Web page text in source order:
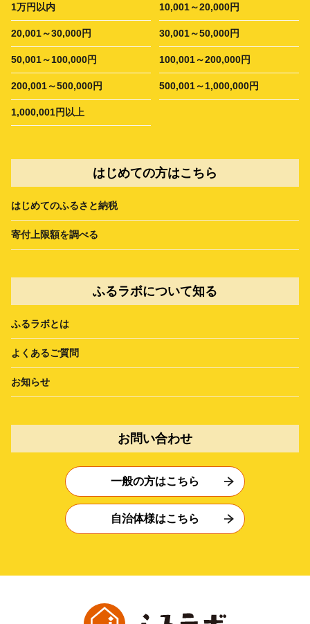
1万円以内 10,001～20,000円
20,001～30,000円 30,001～50,000円
50,001～100,000円 100,001～200,000円
200,001～500,000円 500,001～1,000,000円
1,000,001円以上
はじめての方はこちら
はじめてのふるさと納税
寄付上限額を調べる
ふるラボについて知る
ふるラボとは
よくあるご質問
お知らせ
お問い合わせ
一般の方はこちら
自治体様はこちら